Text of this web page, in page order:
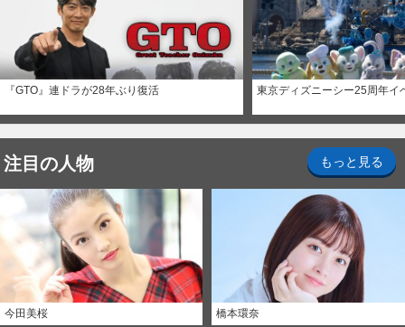
『GTO』連ドラが28年ぶり復活 東京ディズニーシー25周年イ
注目の人物 もっと見る
今田美桜 橋本環奈